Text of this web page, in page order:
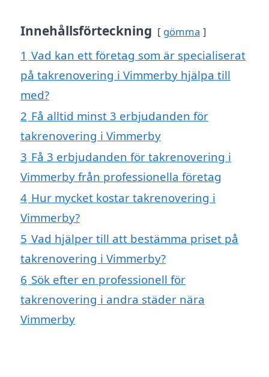
Innehållsförteckning gömma
1 Vad kan ett företag som är specialiserat
på takrenovering i Vimmerby hjälpa till
med?
2 Få alltid minst 3 erbjudanden för
takrenovering i Vimmerby
3 Få 3 erbjudanden för takrenovering i
Vimmerby från professionella företag
4 Hur mycket kostar takrenovering i
Vimmerby?
5 Vad hjälper till att bestämma priset på
takrenovering i Vimmerby?
6 Sök efter en professionell för
takrenovering i andra städer nära
Vimmerby